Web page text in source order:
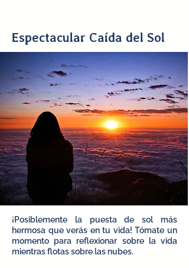
Espectacular Caída del Sol
¡Posiblemente la puesta de sol más
hermosa que verás en tu vida! Tómate un
momento para reflexionar sobre la vida
mientras flotas sobre las nubes.